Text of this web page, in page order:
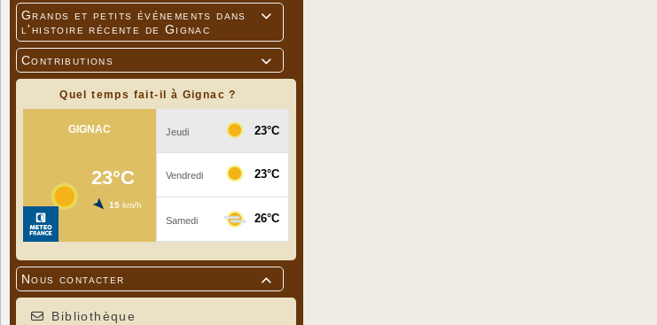

Grands et petits événements dans
l'histoire récente de Gignac

Contributions
Quel temps fait-il à Gignac ?

Nous contacter
Bibliothèque